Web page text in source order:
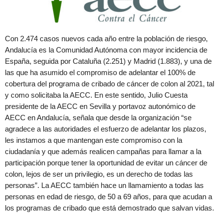
Con 2.474 casos nuevos cada año entre la población de riesgo,
Andalucía es la Comunidad Autónoma con mayor incidencia de
España, seguida por Cataluña (2.251) y Madrid (1.883), y una de
las que ha asumido el compromiso de adelantar el 100% de
cobertura del programa de cribado de cáncer de colon al 2021, tal
y como solicitaba la AECC. En este sentido, Julio Cuesta
presidente de la AECC en Sevilla y portavoz autonómico de
AECC en Andalucía, señala que desde la organización “se
agradece a las autoridades el esfuerzo de adelantar los plazos,
les instamos a que mantengan este compromiso con la
ciudadanía y que además realicen campañas para llamar a la
participación porque tener la oportunidad de evitar un cáncer de
colon, lejos de ser un privilegio, es un derecho de todas las
personas”. La AECC también hace un llamamiento a todas las
personas en edad de riesgo, de 50 a 69 años, para que acudan a
los programas de cribado que está demostrado que salvan vidas.